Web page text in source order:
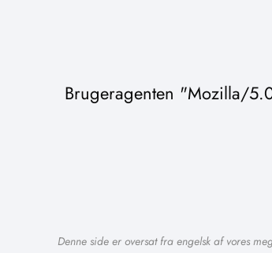
Brugeragenten "Mozilla/
Denne side er oversat fra engelsk af vores